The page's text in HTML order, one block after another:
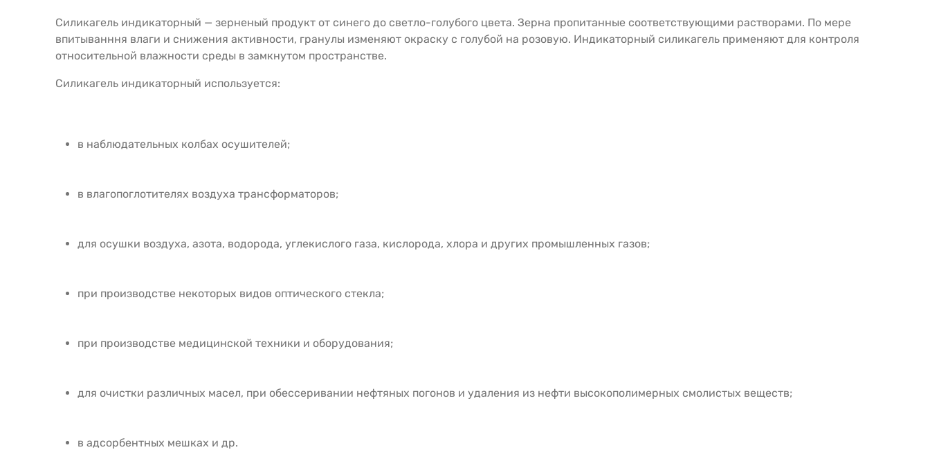
Силикагель индикаторный — зерненый продукт от синего до светло-голубого цвета. Зерна пропитанные соответствующими растворами. По мере
впитыванння влаги и снижения активности, гранулы изменяют окраску с голубой на розовую. Индикаторный силикагель применяют для контроля
относительной влажности среды в замкнутом пространстве.
Силикагель индикаторный используется:
в наблюдательных колбах осушителей;
в влагопоглотителях воздуха трансформаторов;
для осушки воздуха, азота, водорода, углекислого газа, кислорода, хлора и других промышленных газов;
при производстве некоторых видов оптического стекла;
при производстве медицинской техники и оборудования;
для очистки различных масел, при обессеривании нефтяных погонов и удаления из нефти высокополимерных смолистых веществ;
в адсорбентных мешках и др.